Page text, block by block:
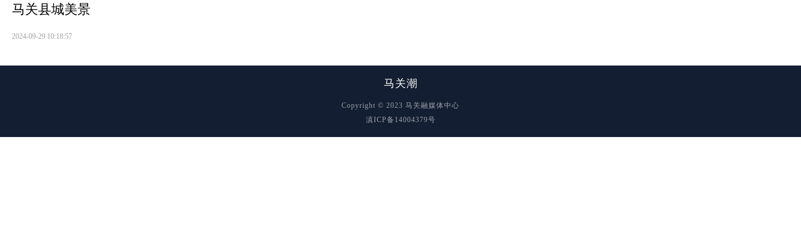
马关县城美景
2024-09-29 10:18:57
马关潮
Copyright © 2023 马关融媒体中心
滇ICP备14004379号